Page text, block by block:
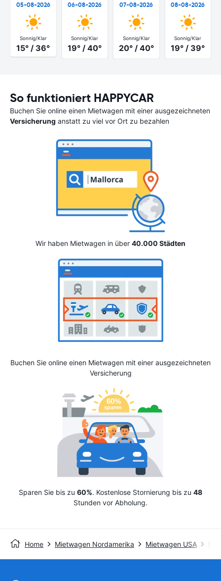
05-08-2026
Sonnig/Klar
15° / 36°
06-08-2026
Sonnig/Klar
19° / 40°
07-08-2026
Sonnig/Klar
20° / 40°
08-08-2026
Sonnig/Klar
19° / 39°
So funktioniert HAPPYCAR
Buchen Sie online einen Mietwagen mit einer ausgezeichneten
Versicherung anstatt zu viel vor Ort zu bezahlen
Wir haben Mietwagen in über 40.000 Städten
Buchen Sie online einen Mietwagen mit einer ausgezeichneten
Versicherung
Sparen Sie bis zu 60%. Kostenlose Stornierung bis zu 48
Stunden vor Abholung.
Home Mietwagen Nordamerika Mietwagen USA